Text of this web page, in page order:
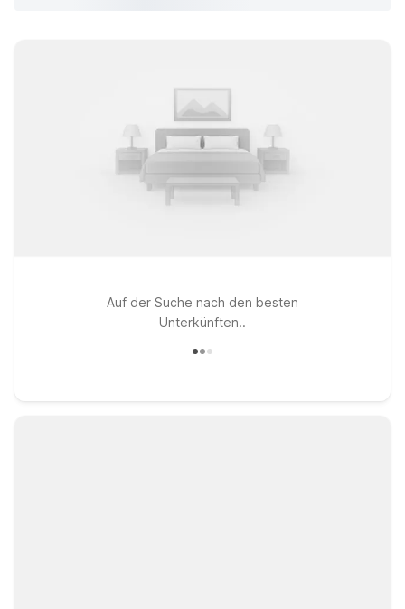
Auf der Suche nach den besten
Unterkünften..